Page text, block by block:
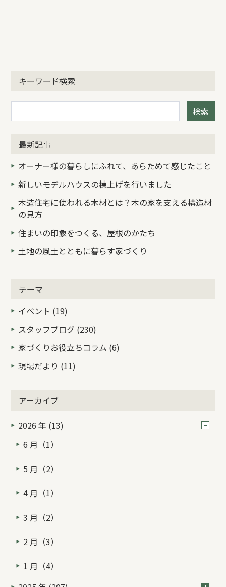
キーワード検索
検索
最新記事
オーナー様の暮らしにふれて、あらためて感じたこと
新しいモデルハウスの棟上げを行いました
木造住宅に使われる木材とは？木の家を支える構造材
の見方
住まいの印象をつくる、屋根のかたち
土地の風土とともに暮らす家づくり
テーマ
イベント (19)
スタッフブログ (230)
家づくりお役立ちコラム (6)
現場だより (11)
アーカイブ
2026 年 (13)
6 月（1）
5 月（2）
4 月（1）
3 月（2）
2 月（3）
1 月（4）